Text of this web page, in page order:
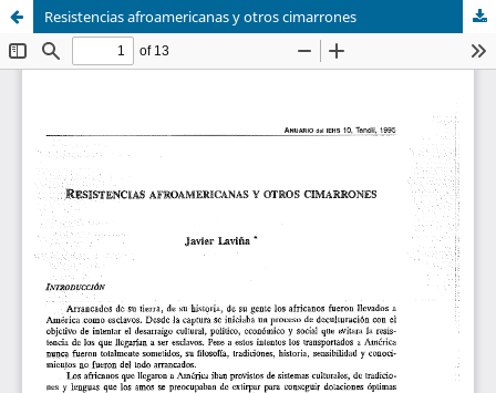
Resistencias afroamericanas y otros cimarrones